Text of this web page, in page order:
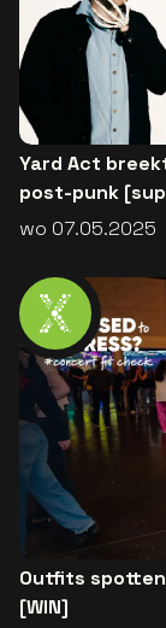
Yard Act
post-punk
wo 07.05.2025
Outfits
[WIN]